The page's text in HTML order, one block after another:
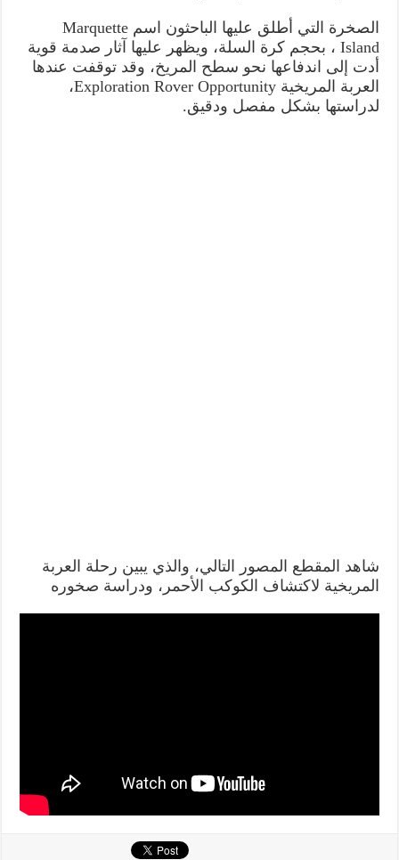
الصخرة التي أطلق عليها الباحثون اسم Marquette
Island ، بحجم كرة السلة، ويظهر عليها آثار صدمة قوية
أدت إلى اندفاعها نحو سطح المريخ، وقد توقفت عندها
العربة المريخية Exploration Rover Opportunity،
لدراستها بشكل مفصل ودقيق.
شاهد المقطع المصور التالي، والذي يبين رحلة العربة
المريخية لاكتشاف الكوكب الأحمر، ودراسة صخوره